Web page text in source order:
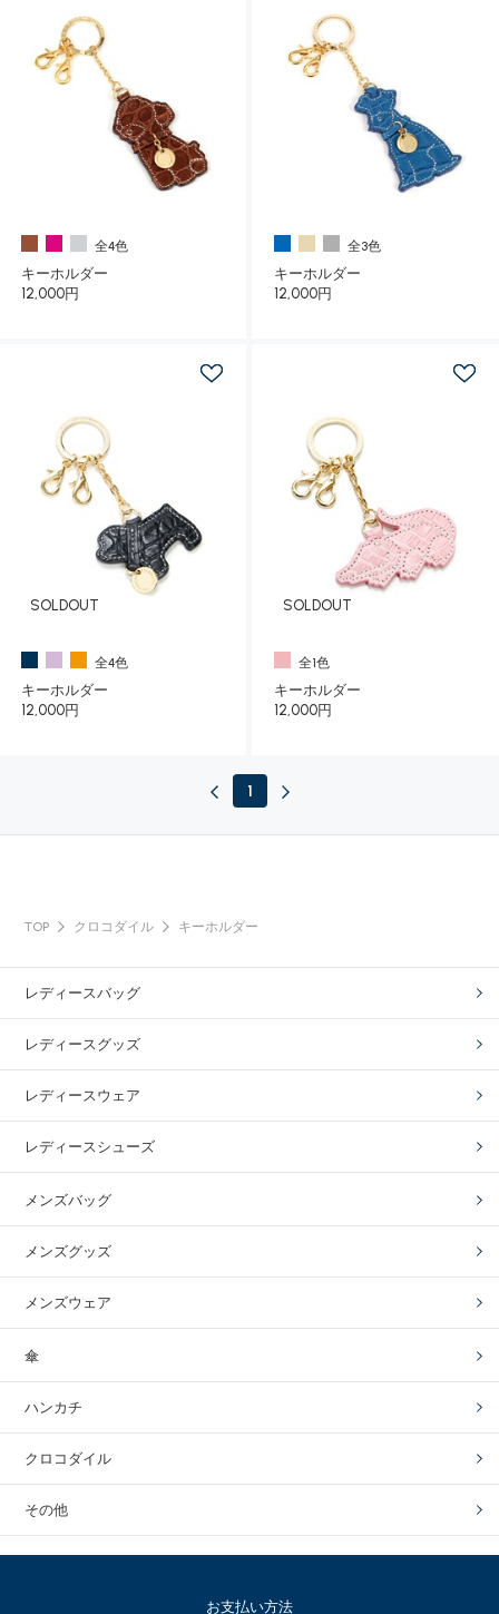
全4色
キーホルダー
12,000円
全3色
キーホルダー
12,000円
SOLDOUT
全4色
キーホルダー
12,000円
SOLDOUT
全1色
キーホルダー
12,000円
1
TOP クロコダイル キーホルダー
レディースバッグ
レディースグッズ
レディースウェア
レディースシューズ
メンズバッグ
メンズグッズ
メンズウェア
傘
ハンカチ
クロコダイル
その他
お支払い方法